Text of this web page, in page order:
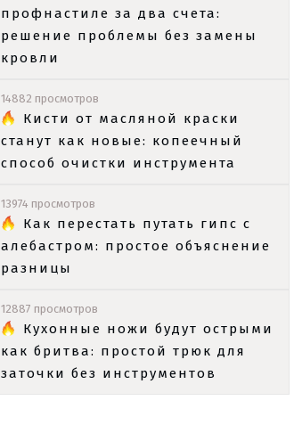
профнастиле за два счета:
решение проблемы без замены
кровли
14882 просмотров
Кисти от масляной краски
станут как новые: копеечный
способ очистки инструмента
13974 просмотров
Как перестать путать гипс с
алебастром: простое объяснение
разницы
12887 просмотров
Кухонные ножи будут острыми
как бритва: простой трюк для
заточки без инструментов